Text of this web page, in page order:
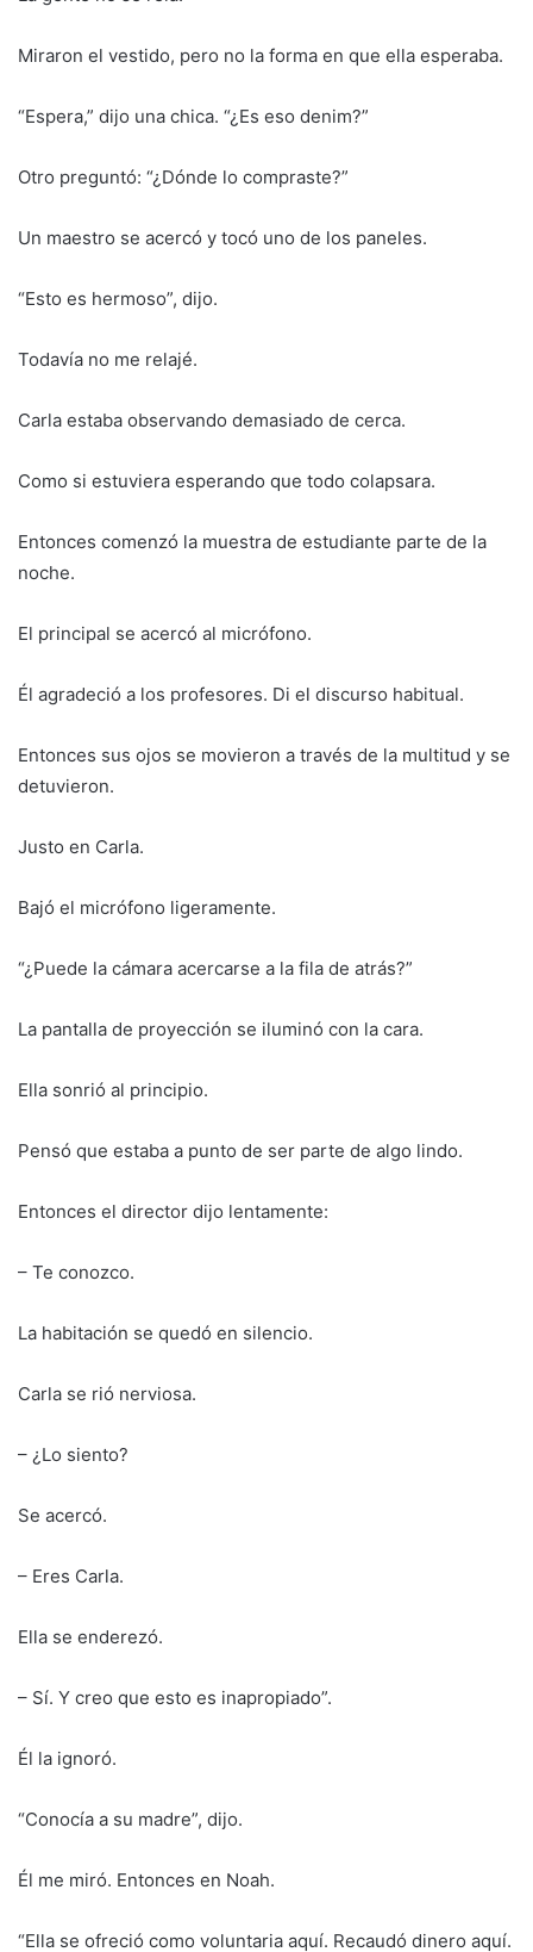
Miraron el vestido, pero no la forma en que ella esperaba.
“Espera,” dijo una chica. “¿Es eso denim?”
Otro preguntó: “¿Dónde lo compraste?”
Un maestro se acercó y tocó uno de los paneles.
“Esto es hermoso”, dijo.
Todavía no me relajé.
Carla estaba observando demasiado de cerca.
Como si estuviera esperando que todo colapsara.
Entonces comenzó la muestra de estudiante parte de la
noche.
El principal se acercó al micrófono.
Él agradeció a los profesores. Di el discurso habitual.
Entonces sus ojos se movieron a través de la multitud y se
detuvieron.
Justo en Carla.
Bajó el micrófono ligeramente.
“¿Puede la cámara acercarse a la fila de atrás?”
La pantalla de proyección se iluminó con la cara.
Ella sonrió al principio.
Pensó que estaba a punto de ser parte de algo lindo.
Entonces el director dijo lentamente:
– Te conozco.
La habitación se quedó en silencio.
Carla se rió nerviosa.
– ¿Lo siento?
Se acercó.
– Eres Carla.
Ella se enderezó.
– Sí. Y creo que esto es inapropiado”.
Él la ignoró.
“Conocía a su madre”, dijo.
Él me miró. Entonces en Noah.
“Ella se ofreció como voluntaria aquí. Recaudó dinero aquí.